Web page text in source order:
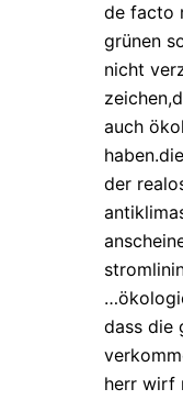
de facto
grünen
nicht
auch
der
dass die
herr wirf